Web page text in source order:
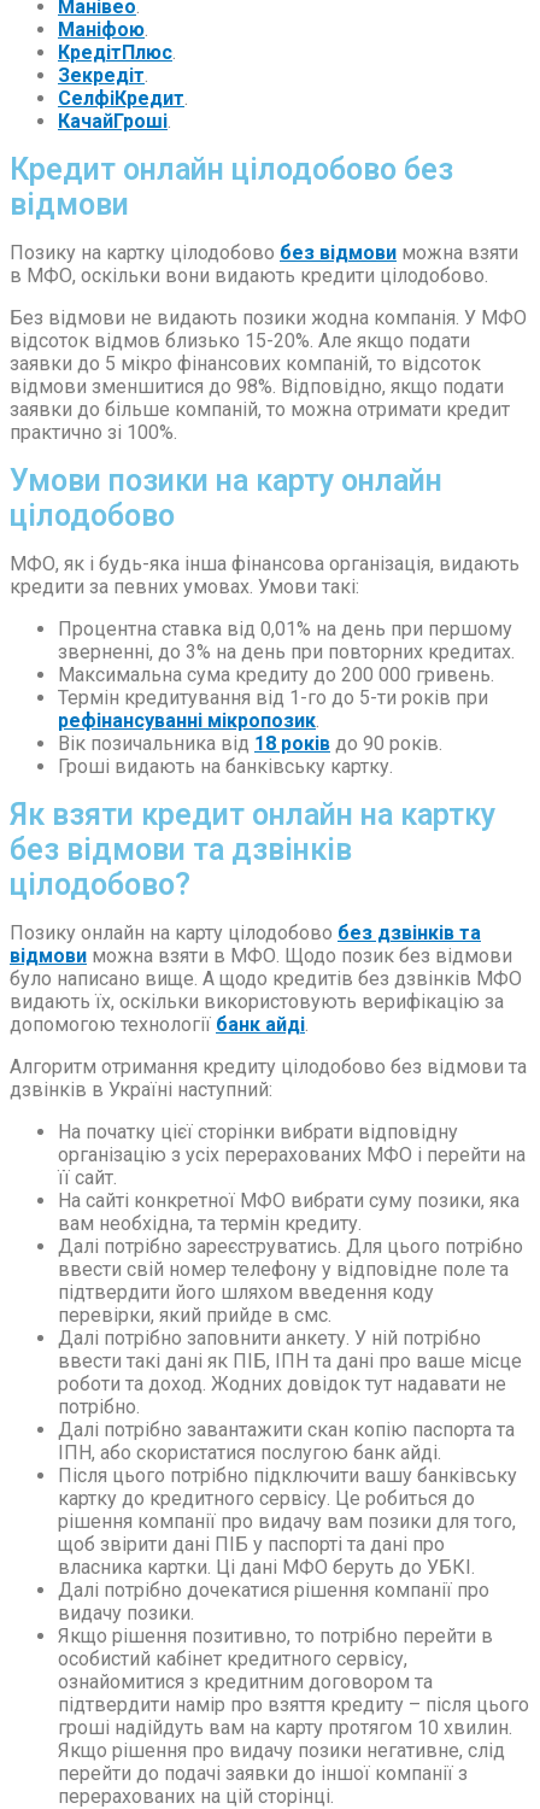
Манівео.
Маніфою.
КредітПлюс.
Зекредіт.
СелфіКредит.
КачайГроші.
Кредит онлайн цілодобово без
відмови
Позику на картку цілодобово без відмови можна взяти
в МФО, оскільки вони видають кредити цілодобово.
Без відмови не видають позики жодна компанія. У МФО
відсоток відмов близько 15-20%. Але якщо подати
заявки до 5 мікро фінансових компаній, то відсоток
відмови зменшитися до 98%. Відповідно, якщо подати
заявки до більше компаній, то можна отримати кредит
практично зі 100%.
Умови позики на карту онлайн
цілодобово
МФО, як і будь-яка інша фінансова організація, видають
кредити за певних умовах. Умови такі:
Процентна ставка від 0,01% на день при першому
зверненні, до 3% на день при повторних кредитах.
Максимальна сума кредиту до 200 000 гривень.
Термін кредитування від 1-го до 5-ти років при
рефінансуванні мікропозик.
Вік позичальника від 18 років до 90 років.
Гроші видають на банківську картку.
Як взяти кредит онлайн на картку
без відмови та дзвінків
цілодобово?
Позику онлайн на карту цілодобово без дзвінків та
відмови можна взяти в МФО. Щодо позик без відмови
було написано вище. А щодо кредитів без дзвінків МФО
видають їх, оскільки використовують верифікацію за
допомогою технології банк айді.
Алгоритм отримання кредиту цілодобово без відмови та
дзвінків в Україні наступний:
На початку цієї сторінки вибрати відповідну
організацію з усіх перерахованих МФО і перейти на
її сайт.
На сайті конкретної МФО вибрати суму позики, яка
вам необхідна, та термін кредиту.
Далі потрібно зареєструватись. Для цього потрібно
ввести свій номер телефону у відповідне поле та
підтвердити його шляхом введення коду
перевірки, який прийде в смс.
Далі потрібно заповнити анкету. У ній потрібно
ввести такі дані як ПІБ, ІПН та дані про ваше місце
роботи та доход. Жодних довідок тут надавати не
потрібно.
Далі потрібно завантажити скан копію паспорта та
ІПН, або скористатися послугою банк айді.
Після цього потрібно підключити вашу банківську
картку до кредитного сервісу. Це робиться до
рішення компанії про видачу вам позики для того,
щоб звірити дані ПІБ у паспорті та дані про
власника картки. Ці дані МФО беруть до УБКІ.
Далі потрібно дочекатися рішення компанії про
видачу позики.
Якщо рішення позитивно, то потрібно перейти в
особистий кабінет кредитного сервісу,
ознайомитися з кредитним договором та
підтвердити намір про взяття кредиту – після цього
гроші надійдуть вам на карту протягом 10 хвилин.
Якщо рішення про видачу позики негативне, слід
перейти до подачі заявки до іншої компанії з
перерахованих на цій сторінці.